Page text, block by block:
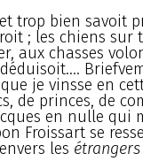
trop bien savoit
; les chiens sur
aux chasses
je vinsse en
de princes, de
en nulle qui
Froissart se
les